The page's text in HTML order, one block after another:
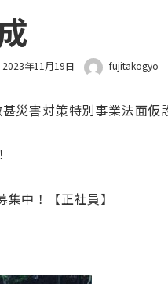
更新日
2023年11月19日 著者 fujitakogyo
災害対策特別事業法面仮
中！【正社員】